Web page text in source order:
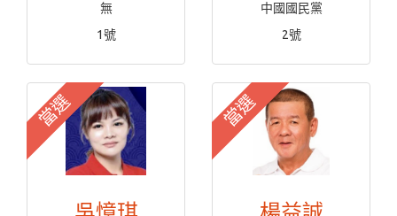
無
1號
中國國民黨
2號
當選 當選